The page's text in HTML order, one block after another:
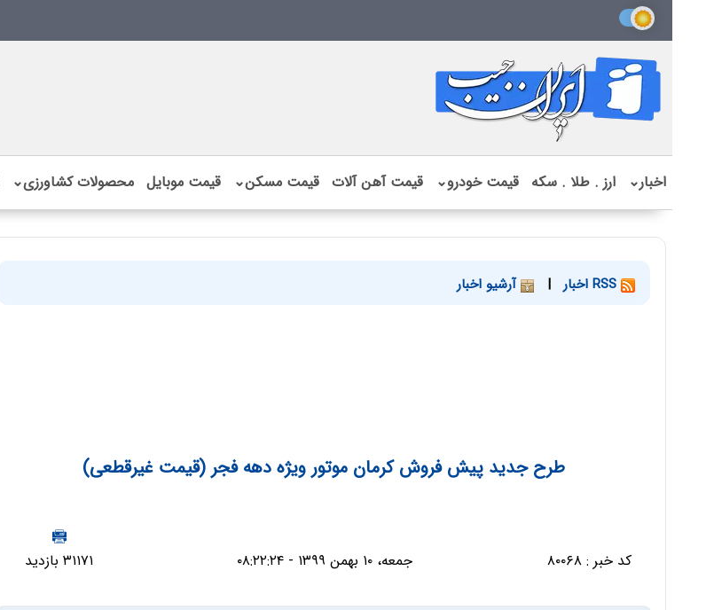
اخبار⌄ ارز . طلا . سکه قیمت خودرو⌄ قیمت آهن آلات قیمت مسکن⌄ قیمت موبایل محصولات کشاورزی⌄
| آرشیو اخبار
طرح جدید پیش فروش کرمان موتور ویژه دهه فجر (قیمت غیرقطعی)
کد خبر :۸۰۰۶۸ جمعه، ۱۰ بهمن ۱۳۹۹ - ۰۸:۲۲:۲۴ ۳۱۱۷۱ بازدید